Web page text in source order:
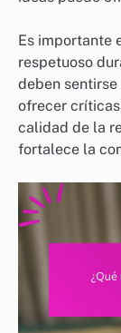
Es importante
respetuoso
deben
ofrecer
calidad de la
fortalece la